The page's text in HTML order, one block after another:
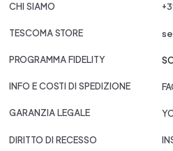
CHI SIAMO
TESCOMA STORE
PROGRAMMA FIDELITY
INFO E COSTI DI SPEDIZIONE
GARANZIA LEGALE
DIRITTO DI RECESSO